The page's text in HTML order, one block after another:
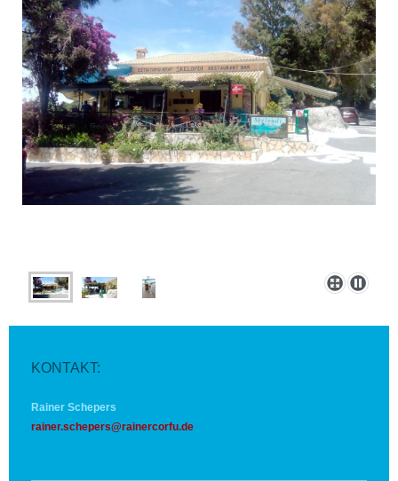
KONTAKT:
Rainer Schepers
rainer.schepers@rainercorfu.de